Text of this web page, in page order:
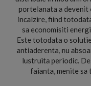
portelanata a devenit
incalzire, fiind
sa economisiti
Este totodata o
antiaderenta, nu
lustruita periodic.
faianta, menite sa